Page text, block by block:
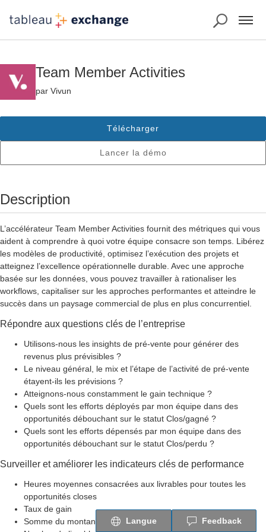
Team Member Activities
par Vivun
Lancer la démo
Télécharger
Description
L’accélérateur Team Member Activities fournit des métriques qui vous
aident à comprendre à quoi votre équipe consacre son temps. Libérez
les modèles de productivité, optimisez l’exécution des projets et
atteignez l’excellence opérationnelle durable. Avec une approche
basée sur les données, vous pouvez travailler à rationaliser les
workflows, capitaliser sur les approches performantes et atteindre le
succès dans un paysage commercial de plus en plus concurrentiel.
Répondre aux questions clés de l’entreprise
Utilisons-nous les insights de pré-vente pour générer des
revenus plus prévisibles ?
Le niveau général, le mix et l’étape de l’activité de pré-vente
étayent-ils les prévisions ?
Atteignons-nous constamment le gain technique ?
Quels sont les efforts déployés par mon équipe dans des
opportunités débouchant sur le statut Clos/gagné ?
Quels sont les efforts dépensés par mon équipe dans des
opportunités débouchant sur le statut Clos/perdu ?
Surveiller et améliorer les indicateurs clés de performance
Heures moyennes consacrées aux livrables pour toutes les
opportunités closes
Taux de gain
Somme du montant des opportunités
Langue Feedback